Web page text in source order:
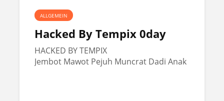
ALLGEMEIN
Hacked By Tempix 0day
HACKED BY TEMPIX
Jembot Mawot Pejuh Muncrat Dadi Anak